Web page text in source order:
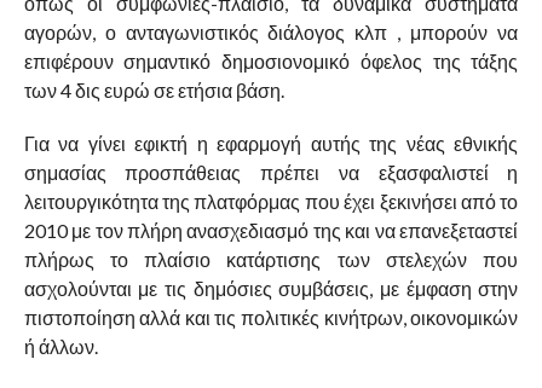
αγορών, ο ανταγωνιστικός διάλογος κλπ , μπορούν να
επιφέρουν σημαντικό δημοσιονομικό όφελος της τάξης
των 4 δις ευρώ σε ετήσια βάση.
Για να γίνει εφικτή η εφαρμογή αυτής της νέας εθνικής
σημασίας προσπάθειας πρέπει να εξασφαλιστεί η
λειτουργικότητα της πλατφόρμας που έχει ξεκινήσει από το
2010 με τον πλήρη ανασχεδιασμό της και να επανεξεταστεί
πλήρως το πλαίσιο κατάρτισης των στελεχών που
ασχολούνται με τις δημόσιες συμβάσεις, με έμφαση στην
πιστοποίηση αλλά και τις πολιτικές κινήτρων, οικονομικών
ή άλλων.